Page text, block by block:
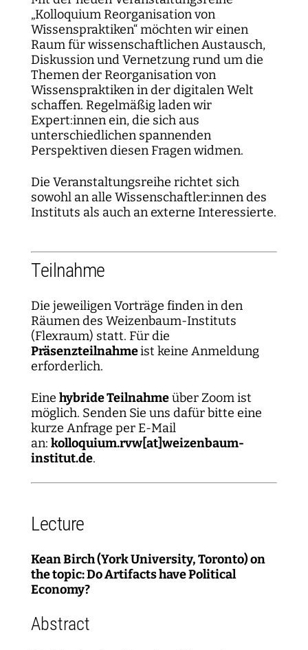
Propaganda
Dynamiken der digitalen Mobilisierung
Lokale digitale Öffentlichkeiten
Digitalisierung und Öffnung der Wissenschaft
Bildung für die digitale Welt
Normsetzung und Entscheidungsverfahren
Digitalisierung und vernetzte Sicherheit
Sicherheit und Transparenz digitaler
Prozesse
Technik, Macht und Herrschaft
WEIZENBAUM DIGITAL SCIENCE CENTER
Metaforschung
Forschungssynthesen
Weizenbaum Panel
Methodenlab
FORSCHENDE
Forschende
Principal Investigators
Fellowships
WEITERE SEITEN
Forschungsprojekte
Open-Access-Publikationsfonds
Das Forschungsprogramm der Aufbauphase
Weizenbaum-Podcasts
Zusammenhalt in der vernetzten Gesellschaft
Pizza und...
Policy Roundtables
Jahresberichte
Weizenbaum Library
Open-Access-Publikationsfonds
Weizenbaum-Filmnacht
DigiMeet
Institut
Principal Investigators
Institutsrat
Kuratorium
Beirat
Netzwerk
Transfer und Dialog
Kommunikation
Personal
Finanzen
IT
Karriereförderung
Stellenangebote
Fellowships
Presse
Newsletter
„Kolloquium Reorganisation von
Wissenspraktiken“ möchten wir einen
Raum für wissenschaftlichen Austausch,
Diskussion und Vernetzung rund um die
Themen der Reorganisation von
Wissenspraktiken in der digitalen Welt
schaffen. Regelmäßig laden wir
Expert:innen ein, die sich aus
unterschiedlichen spannenden
Perspektiven diesen Fragen widmen.
Die Veranstaltungsreihe richtet sich
sowohl an alle Wissenschaftler:innen des
Instituts als auch an externe Interessierte.
Teilnahme
Die jeweiligen Vorträge finden in den
Räumen des Weizenbaum-Instituts
(Flexraum) statt. Für die
Präsenzteilnahmeist keine Anmeldung
erforderlich.
Eine hybride Teilnahmeüber Zoom ist
möglich. Senden Sie uns dafür bitte eine
kurze Anfrage per E-Mail
an: kolloquium.rvw[at]weizenbaum-
institut.de.
Lecture
Kean Birch (York University, Toronto) on
the topic: Do Artifacts have Political
Economy?
Abstract